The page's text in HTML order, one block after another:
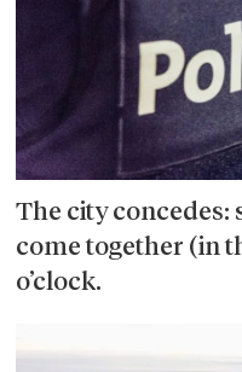
The city concedes:
come together (in
o’clock.